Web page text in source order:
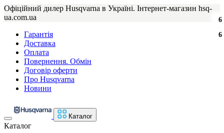
Офіційний дилер Husqvarna в Україні. Інтернет-магазин hsq-
ua.com.ua
Гарантія
Доставка
Оплата
Повернення. Обмін
Договір оферти
Про Husqvarna
Новини
Каталог
Каталог
6
6